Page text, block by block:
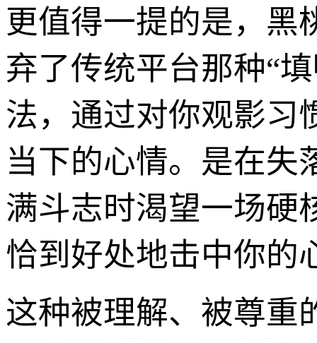
更值得一提的是，黑
弃了传统平台那种“
法，通过对你观影习
当下的心情。是在失
满斗志时渴望一场硬
恰到好处地击中你的
这种被理解、被尊重